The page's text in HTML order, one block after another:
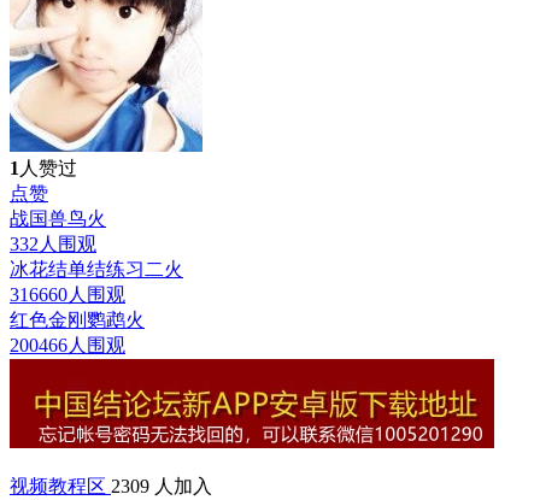
1 人赞过
点赞
战国兽鸟火
332人围观
冰花结单结练习二火
316660人围观
红色金刚鹦鹉火
200466人围观
视频教程区 2309 人加入